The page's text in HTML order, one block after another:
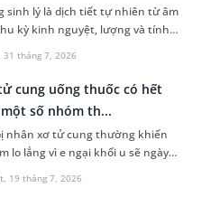
31 tháng 7, 2026
sinh lý là dịch tiết tự nhiên từ âm
kỳ kinh nguyệt, lượng và tính
dịch tiết âm đạo này có thể thay
bệnh phụ khoa, âm đạo có thể tiết
trắng bất thường kèm theo các
khó chịu. Tình trạng này có thể
bằng một số loại thuốc. Vậy,
để hết huyết trắng và có phải cứ
thì sẽ uống thuốc hay không?
19 tháng 7, 2026
cung uống thuốc có hết
số nhóm th...
nhân xơ tử cung thường khiến
lo lắng vì e ngại khối u sẽ ngày
hoặc phải can thiệp phẫu
không phải trường hợp nào